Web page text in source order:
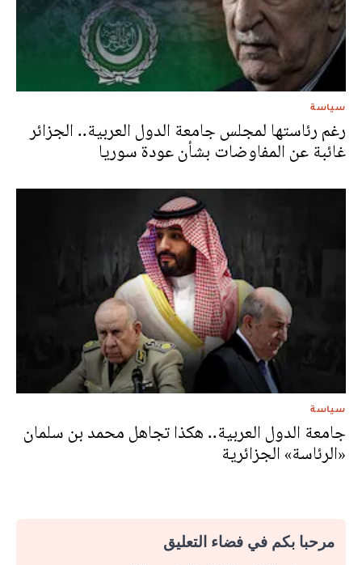
سياسة
رغم رئاستها لمجلس جامعة الدول العربية.. الجزائر
غائبة عن المفاوضات بشأن عودة سوريا
سياسة
جامعة الدول العربية.. هكذا تجاهل محمد بن سلمان
«الرئاسة» الجزائرية
مرحبا بكم في فضاء التعليق